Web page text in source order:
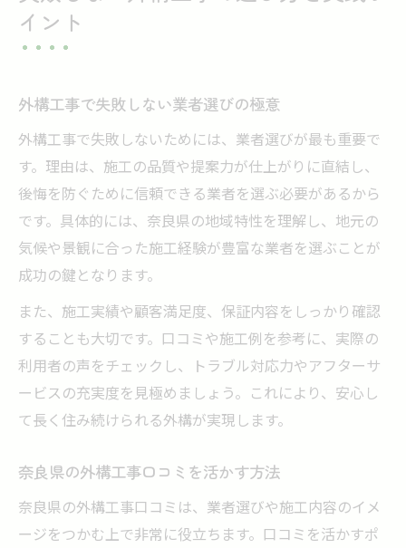
イント
外構工事で失敗しない業者選びの極意
外構工事で失敗しないためには、業者選びが最も重要で
す。理由は、施工の品質や提案力が仕上がりに直結し、
後悔を防ぐために信頼できる業者を選ぶ必要があるから
です。具体的には、奈良県の地域特性を理解し、地元の
気候や景観に合った施工経験が豊富な業者を選ぶことが
成功の鍵となります。
また、施工実績や顧客満足度、保証内容をしっかり確認
することも大切です。口コミや施工例を参考に、実際の
利用者の声をチェックし、トラブル対応力やアフターサ
ービスの充実度を見極めましょう。これにより、安心し
て長く住み続けられる外構が実現します。
奈良県の外構工事口コミを活かす方法
奈良県の外構工事口コミは、業者選びや施工内容のイメ
ージをつかむ上で非常に役立ちます。口コミを活かすポ